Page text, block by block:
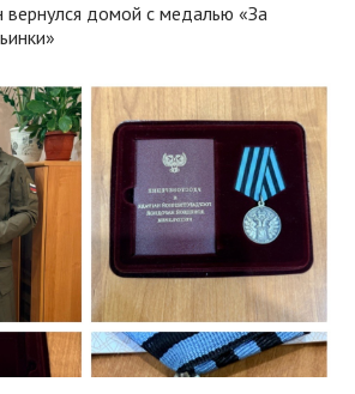
домой с медалью «За